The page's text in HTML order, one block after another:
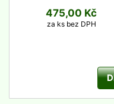
475,00 Kč
za ks bez DPH